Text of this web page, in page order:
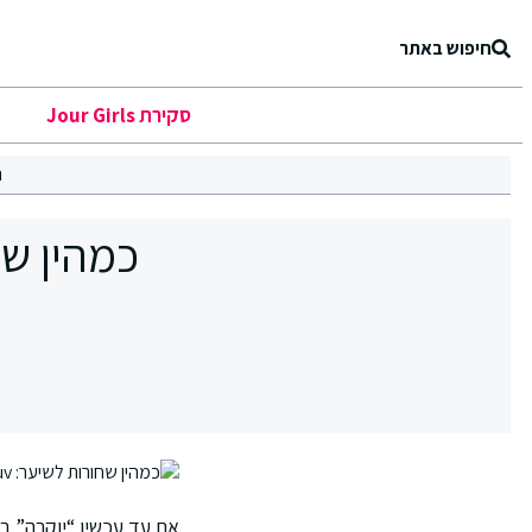
חיפוש באתר
סקירת Jour Girls